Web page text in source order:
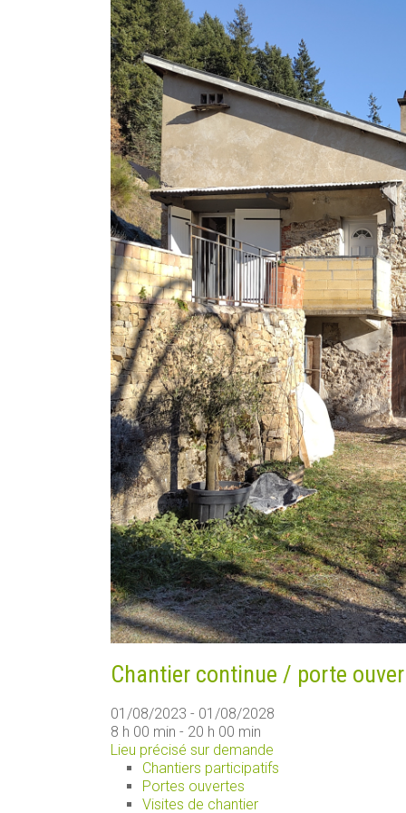
Chantier continue / porte
01/08/2023 - 01/08/2028
8 h 00 min - 20 h 00 min
Lieu précisé sur demande
Chantiers participatifs
Portes ouvertes
Visites de chantier